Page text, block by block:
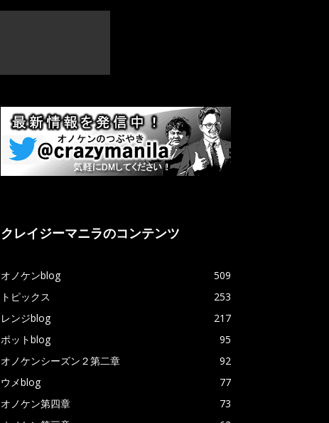
クレイジーマニラのコンテンツ
オノケンblog
509
トピックス
253
レンジblog
217
ポットblog
95
オノケンシーズン２第二章
92
ウメblog
77
オノケン第四章
73